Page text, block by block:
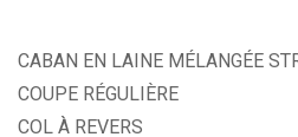
CABAN EN LAINE MÉLANGÉE
COUPE RÉGULIÈRE
COL À REVERS